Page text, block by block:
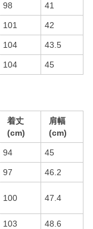
98 41
101 42
104 43.5
104 45
着丈
(cm)
肩幅
(cm)
94 45
97 46.2
100 47.4
103 48.6